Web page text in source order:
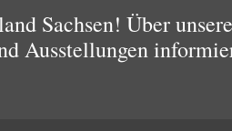
Sachsen! Über
Ausstellungen